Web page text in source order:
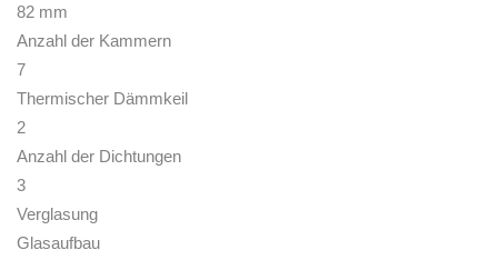
82 mm
Anzahl der Kammern
7
Thermischer Dämmkeil
2
Anzahl der Dichtungen
3
Verglasung
Glasaufbau